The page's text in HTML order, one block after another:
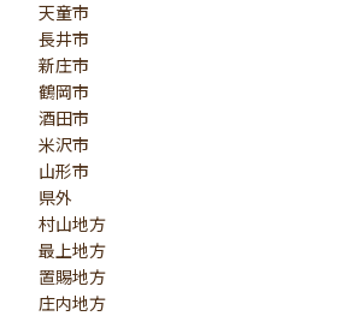
天童市
長井市
新庄市
鶴岡市
酒田市
米沢市
山形市
県外
村山地方
最上地方
置賜地方
庄内地方